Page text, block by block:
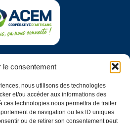
le consentement
nous utilisons des technologies
et/ou accéder aux informations des
ces technologies nous permettra de traiter
de navigation ou les ID uniques
ou de retirer son consentement peut
du vieil étang
CONTACTER